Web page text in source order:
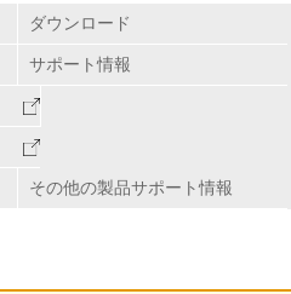
ダウンロード
サポート情報
その他の製品サポート情報